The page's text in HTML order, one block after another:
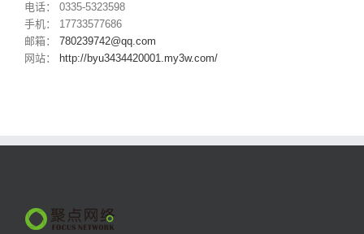
电话： 0335-5323598
手机： 17733577686
邮箱： 780239742@qq.com
网站：
http://byu3434420001.my3w.com/